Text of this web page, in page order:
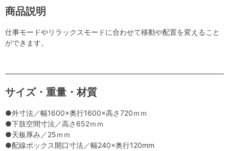
商品説明
仕事モードやリラックスモードに合わせて移動や配置を変えること
ができます。
サイズ・重量・材質
●外寸法／幅1600×奥行1600×高さ720ｍｍ
●下肢空間寸法／高さ652ｍｍ
●天板厚み／25ｍｍ
●配線ボックス開口寸法／幅240×奥行120mm